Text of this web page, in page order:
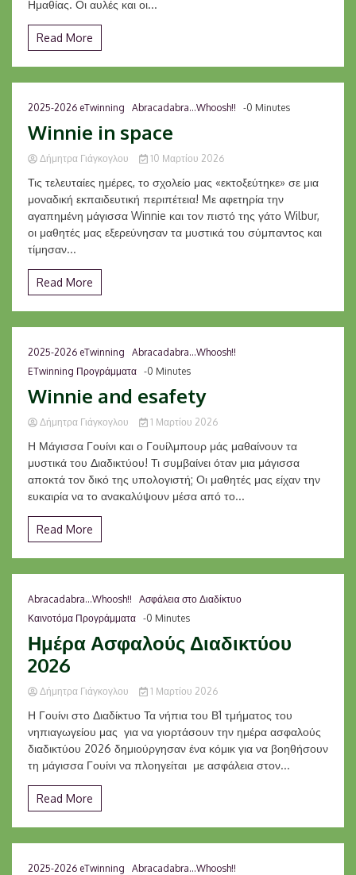
Ημαθίας. Οι αυλές και οι...
Read More
2025-2026 eTwinning Abracadabra...Whoosh!! -0 Minutes
Winnie in space
Δήμητρα Γιάγκογλου 10 Μαρτίου 2026
Τις τελευταίες ημέρες, το σχολείο μας «εκτοξεύτηκε» σε μια
μοναδική εκπαιδευτική περιπέτεια! Με αφετηρία την
αγαπημένη μάγισσα Winnie και τον πιστό της γάτο Wilbur,
οι μαθητές μας εξερεύνησαν τα μυστικά του σύμπαντος και
τίμησαν...
Read More
2025-2026 eTwinning
Abracadabra...Whoosh!!
ETwinning Προγράμματα -0 Minutes
Winnie and esafety
Δήμητρα Γιάγκογλου 1 Μαρτίου 2026
Η Μάγισσα Γουίνι και ο Γουίλμπουρ μάς μαθαίνουν τα
μυστικά του Διαδικτύου! Τι συμβαίνει όταν μια μάγισσα
αποκτά τον δικό της υπολογιστή; Οι μαθητές μας είχαν την
ευκαιρία να το ανακαλύψουν μέσα από το...
Read More
Abracadabra...Whoosh!!
Ασφάλεια στο Διαδίκτυο
Καινοτόμα Προγράμματα -0 Minutes
Ημέρα Ασφαλούς Διαδικτύου
2026
Δήμητρα Γιάγκογλου 1 Μαρτίου 2026
Η Γουίνι στο Διαδίκτυο Τα νήπια του Β1 τμήματος του
νηπιαγωγείου μας για να γιορτάσουν την ημέρα ασφαλούς
διαδικτύου 2026 δημιούργησαν ένα κόμικ για να βοηθήσουν
τη μάγισσα Γουίνι να πλοηγείται με ασφάλεια στον...
Read More
2025-2026 eTwinning
Abracadabra...Whoosh!!